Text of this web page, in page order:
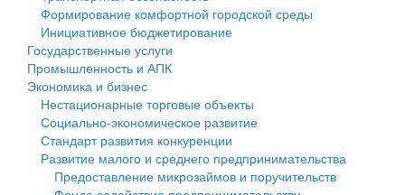
Государственные услуги
Промышленность и АПК
Экономика и бизнес
Символика
Устав
Гостям округа
Туризм
Культура
муниципального округа Тверской области
Администрация Кашинского муниципального округа
Тверской области
Управление сельскими территориями
Открытые данные
Финансовое управление
Бюджет для граждан
Имущество
Выявление правообладателей ранее учтенных
объектов недвижимости
Формирование комфортной городской среды
Инициативное бюджетирование
Государственные услуги
Промышленность и АПК
Экономика и бизнес
Нестационарные торговые объекты
Социально-экономическое развитие
Стандарт развития конкуренции
Развитие малого и среднего предпринимательства
Предоставление микрозаймов и поручительств